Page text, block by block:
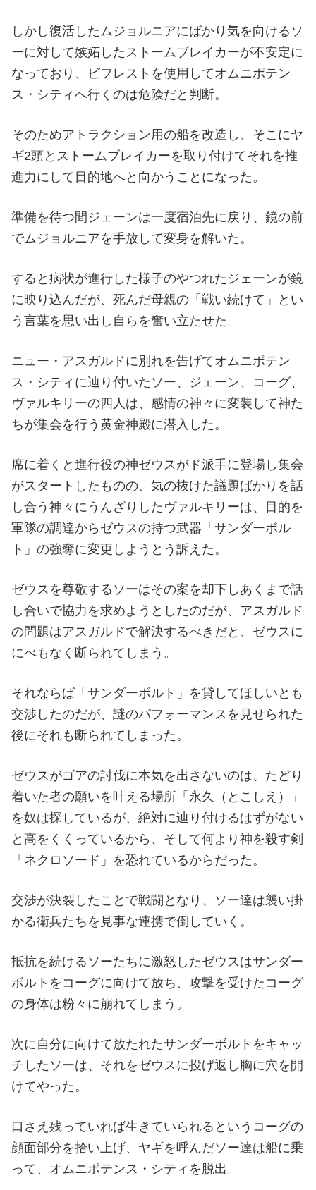
しかし復活したムジョルニアにばかり気を向けるソ
ーに対して嫉妬したストームブレイカーが不安定に
なっており、ビフレストを使用してオムニポテン
ス・シティへ行くのは危険だと判断。
そのためアトラクション用の船を改造し、そこにヤ
ギ2頭とストームブレイカーを取り付けてそれを推
進力にして目的地へと向かうことになった。
準備を待つ間ジェーンは一度宿泊先に戻り、鏡の前
でムジョルニアを手放して変身を解いた。
すると病状が進行した様子のやつれたジェーンが鏡
に映り込んだが、死んだ母親の「戦い続けて」とい
う言葉を思い出し自らを奮い立たせた。
ニュー・アスガルドに別れを告げてオムニポテン
ス・シティに辿り付いたソー、ジェーン、コーグ、
ヴァルキリーの四人は、感情の神々に変装して神た
ちが集会を行う黄金神殿に潜入した。
席に着くと進行役の神ゼウスがド派手に登場し集会
がスタートしたものの、気の抜けた議題ばかりを話
し合う神々にうんざりしたヴァルキリーは、目的を
軍隊の調達からゼウスの持つ武器「サンダーボル
ト」の強奪に変更しようとう訴えた。
ゼウスを尊敬するソーはその案を却下しあくまで話
し合いで協力を求めようとしたのだが、アスガルド
の問題はアスガルドで解決するべきだと、ゼウスに
にべもなく断られてしまう。
それならば「サンダーボルト」を貸してほしいとも
交渉したのだが、謎のパフォーマンスを見せられた
後にそれも断られてしまった。
ゼウスがゴアの討伐に本気を出さないのは、たどり
着いた者の願いを叶える場所「永久（とこしえ）」
を奴は探しているが、絶対に辿り付けるはずがない
と高をくくっているから、そして何より神を殺す剣
「ネクロソード」を恐れているからだった。
交渉が決裂したことで戦闘となり、ソー達は襲い掛
かる衛兵たちを見事な連携で倒していく。
抵抗を続けるソーたちに激怒したゼウスはサンダー
ボルトをコーグに向けて放ち、攻撃を受けたコーグ
の身体は粉々に崩れてしまう。
次に自分に向けて放たれたサンダーボルトをキャッ
チしたソーは、それをゼウスに投げ返し胸に穴を開
けてやった。
口さえ残っていれば生きていられるというコーグの
顔面部分を拾い上げ、ヤギを呼んだソー達は船に乗
って、オムニポテンス・シティを脱出。